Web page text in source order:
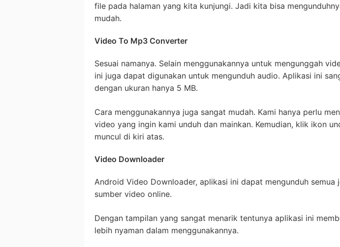
file pada halaman yang kita kunjungi. Jadi kita bisa
mudah.
Video To Mp3 Converter
Sesuai namanya. Selain menggunakannya untuk mengunggah
ini juga dapat digunakan untuk mengunduh audio. Aplikasi ini
dengan ukuran hanya 5 MB.
Cara menggunakannya juga sangat mudah. Kami hanya perlu
video yang ingin kami unduh dan mainkan. Kemudian, klik ikon
muncul di kiri atas.
Video Downloader
Android Video Downloader, aplikasi ini dapat mengunduh semua
sumber video online.
Dengan tampilan yang sangat menarik tentunya aplikasi ini
lebih nyaman dalam menggunakannya.